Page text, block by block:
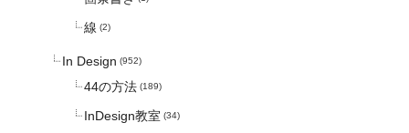
線 (2)
In Design (952)
44の方法 (189)
InDesign教室 (34)